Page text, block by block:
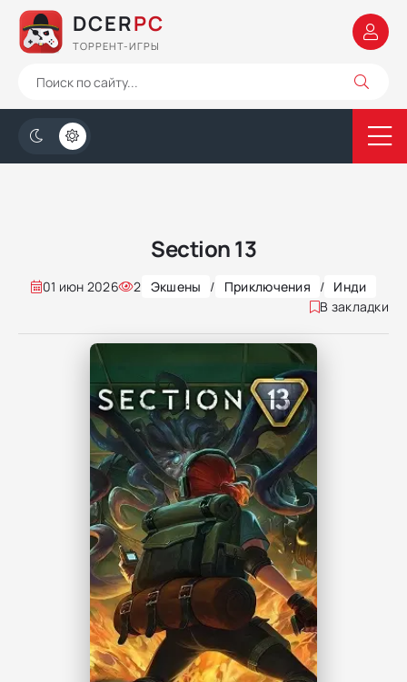
DCERPC
ТОРРЕНТ-ИГРЫ
Section 13
01 июн 2026 2 Экшены / Приключения / Инди
В закладки